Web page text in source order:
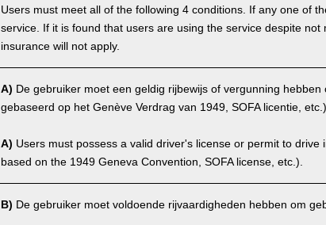
Users must meet all of the following 4 conditions. If any one of
service. If it is found that users are using the service despite
insurance will not apply.
A) De gebruiker moet een geldig rijbewijs of vergunning
gebaseerd op het Genève Verdrag van 1949, SOFA licentie, etc.).
A) Users must possess a valid driver's license or permit to
based on the 1949 Geneva Convention, SOFA license, etc.).
B) De gebruiker moet voldoende rijvaardigheden hebben om